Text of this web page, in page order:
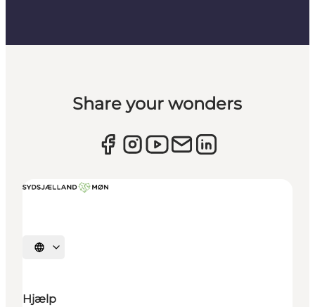
Share your wonders
Vælg sprog
Hjælp